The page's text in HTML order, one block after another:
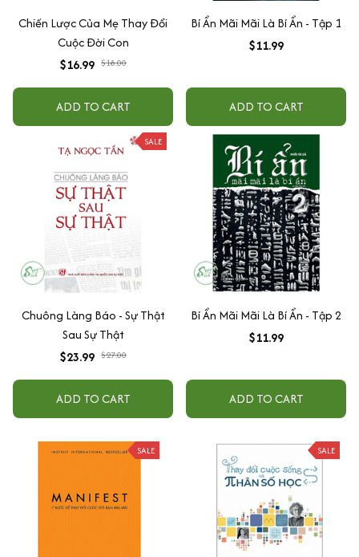
Chiến Lược Của Mẹ Thay Đổi
Cuộc Đời Con
$16.99 $18.00
ADD TO CART
Bí Ẩn Mãi Mãi Là Bí Ẩn - Tập 1
$11.99
ADD TO CART
SALE
Chuông Làng Báo - Sự Thật
Sau Sự Thật
$23.99 $27.00
ADD TO CART
Bí Ẩn Mãi Mãi Là Bí Ẩn - Tập 2
$11.99
ADD TO CART
SALE SALE